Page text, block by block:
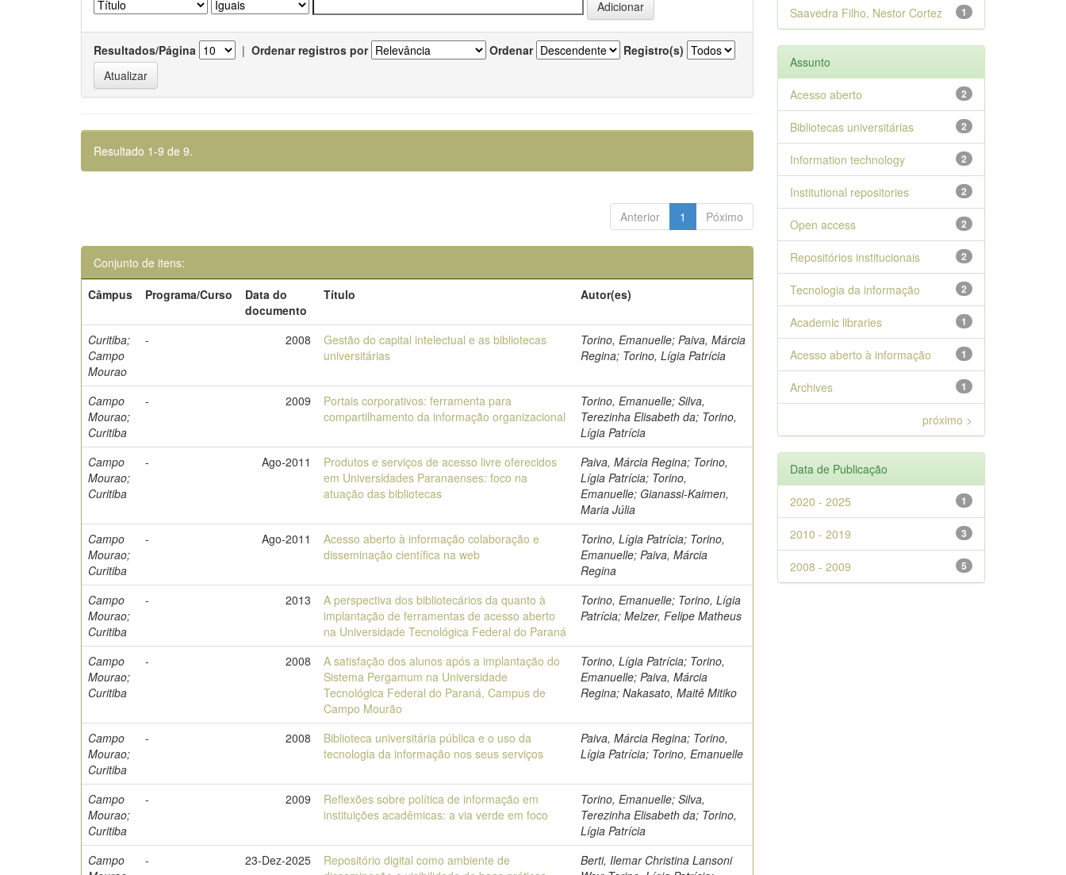
Resultados/Página | Ordenar registros por Ordenar Registro(s)
Resultado 1-9 de 9.
Anterior 1 Póximo
Conjunto de itens:
Câmpus
Programa/Curso
Data do
documento
Título Autor(es)
Curitiba;
Campo
Mourao
- 2008
Gestão do capital intelectual e as bibliotecas
universitárias
Torino, Emanuelle; Paiva, Márcia
Regina; Torino, Lígia Patrícia
Campo
Mourao;
Curitiba
- 2009
Portais corporativos: ferramenta para
compartilhamento da informação organizacional
Torino, Emanuelle; Silva,
Terezinha Elisabeth da; Torino,
Lígia Patrícia
Campo
Mourao;
Curitiba
- Ago-2011
Produtos e serviços de acesso livre oferecidos
em Universidades Paranaenses: foco na
atuação das bibliotecas
Paiva, Márcia Regina; Torino,
Lígia Patrícia; Torino,
Emanuelle; Gianassi-Kaimen,
Maria Júlia
Campo
Mourao;
Curitiba
- Ago-2011
Acesso aberto à informação colaboração e
disseminação científica na web
Torino, Lígia Patrícia; Torino,
Emanuelle; Paiva, Márcia
Regina
Campo
Mourao;
Curitiba
- 2013
A perspectiva dos bibliotecários da quanto à
implantação de ferramentas de acesso aberto
na Universidade Tecnológica Federal do Paraná
Torino, Emanuelle; Torino, Lígia
Patrícia; Melzer, Felipe Matheus
Campo
Mourao;
Curitiba
- 2008
A satisfação dos alunos após a implantação do
Sistema Pergamum na Universidade
Tecnológica Federal do Paraná, Campus de
Campo Mourão
Torino, Lígia Patrícia; Torino,
Emanuelle; Paiva, Márcia
Regina; Nakasato, Maitê Mitiko
Campo
Mourao;
Curitiba
- 2008
Biblioteca universitária pública e o uso da
tecnologia da informação nos seus serviços
Paiva, Márcia Regina; Torino,
Lígia Patrícia; Torino, Emanuelle
Campo
Mourao;
Curitiba
- 2009
Reflexões sobre política de informação em
instituições acadêmicas: a via verde em foco
Torino, Emanuelle; Silva,
Terezinha Elisabeth da; Torino,
Lígia Patrícia
Campo
- 23-Dez-2025
Repositório digital como ambiente de
Berti, Ilemar Christina Lansoni
1
Saavedra Filho, Nestor Cortez
Assunto
2
Acesso aberto
2
Bibliotecas universitárias
2
Information technology
2
Institutional repositories
2
Open access
2
Repositórios institucionais
2
Tecnologia da informação
1
Academic libraries
1
Acesso aberto à informação
1
Archives
próximo >
Data de Publicação
1
2020 - 2025
3
2010 - 2019
5
2008 - 2009